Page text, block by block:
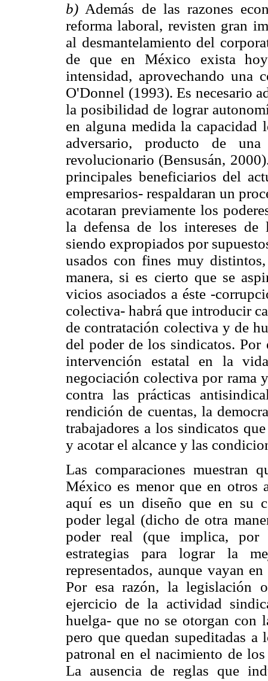
b) Además de las razones
reforma laboral, revisten gran
al desmantelamiento del
de que en México exista
intensidad, aprovechando una
O'Donnel (1993). Es necesario
la posibilidad de lograr
en alguna medida la capacidad
adversario, producto de
revolucionario (Bensusán,
principales beneficiarios del
empresarios- respaldaran un
acotaran previamente los
la defensa de los intereses de
siendo expropiados por
usados con fines muy
manera, si es cierto que se
vicios asociados a éste -
colectiva- habrá que introducir
de contratación colectiva y de
del poder de los sindicatos.
intervención estatal en la
negociación colectiva por rama
contra las prácticas
rendición de cuentas, la
trabajadores a los sindicatos
y acotar el alcance y las
Las comparaciones muestran
México es menor que en otros
aquí es un diseño que en su
poder legal (dicho de otra
poder real (que implica, por
estrategias para lograr la
representados, aunque vayan
Por esa razón, la legislación
ejercicio de la actividad
huelga- que no se otorgan con
pero que quedan supeditadas
patronal en el nacimiento de
La ausencia de reglas que